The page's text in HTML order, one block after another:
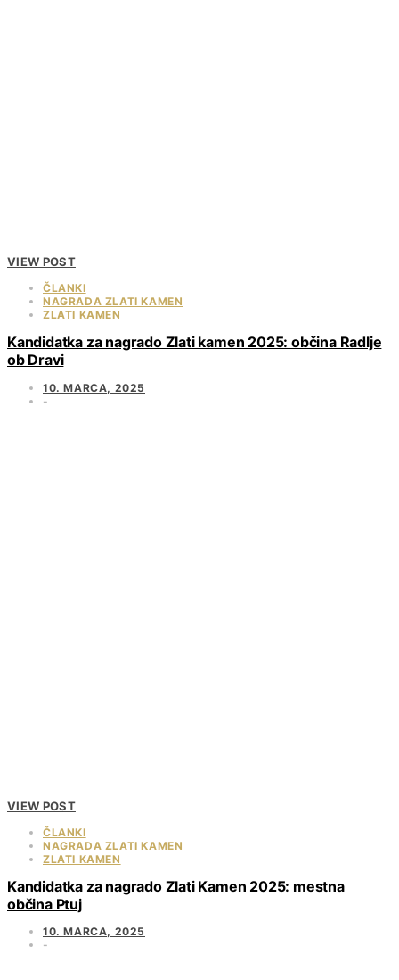
VIEW POST
ČLANKI
NAGRADA ZLATI KAMEN
ZLATI KAMEN
Kandidatka za nagrado Zlati kamen 2025: občina Radlje
ob Dravi
10. MARCA, 2025
VIEW POST
ČLANKI
NAGRADA ZLATI KAMEN
ZLATI KAMEN
Kandidatka za nagrado Zlati Kamen 2025: mestna
občina Ptuj
10. MARCA, 2025